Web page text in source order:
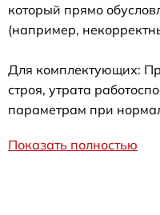
который прямо
(например,
Для комплектующих:
строя, утрата
параметрам при
Показать полностью